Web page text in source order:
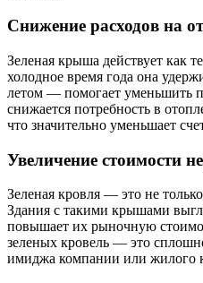
Снижение расходов на
Зеленая крыша действует как
холодное время года она
летом — помогает уменьшить
снижается потребность в
что значительно уменьшает
Увеличение стоимости
Зеленая кровля — это не
Здания с такими крышами
повышает их рыночную
зеленых кровель — это
имиджа компании или жилого